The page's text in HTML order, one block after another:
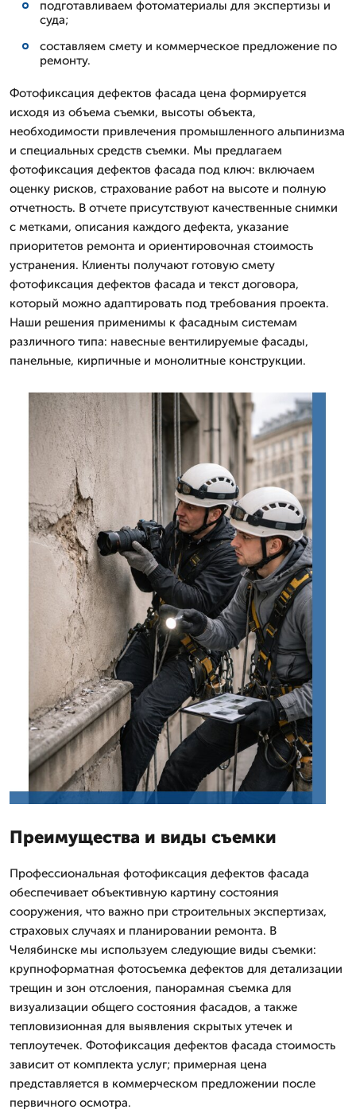
подготавливаем фотоматериалы для экспертизы и
суда;
составляем смету и коммерческое предложение по
ремонту.
Фотофиксация дефектов фасада цена формируется
исходя из объема съемки, высоты объекта,
необходимости привлечения промышленного альпинизма
и специальных средств съемки. Мы предлагаем
фотофиксация дефектов фасада под ключ: включаем
оценку рисков, страхование работ на высоте и полную
отчетность. В отчете присутствуют качественные снимки
с метками, описания каждого дефекта, указание
приоритетов ремонта и ориентировочная стоимость
устранения. Клиенты получают готовую смету
фотофиксация дефектов фасада и текст договора,
который можно адаптировать под требования проекта.
Наши решения применимы к фасадным системам
различного типа: навесные вентилируемые фасады,
панельные, кирпичные и монолитные конструкции.
Преимущества и виды съемки
Профессиональная фотофиксация дефектов фасада
обеспечивает объективную картину состояния
сооружения, что важно при строительных экспертизах,
страховых случаях и планировании ремонта. В
Челябинске мы используем следующие виды съемки:
крупноформатная фотосъемка дефектов для детализации
трещин и зон отслоения, панорамная съемка для
визуализации общего состояния фасадов, а также
тепловизионная для выявления скрытых утечек и
теплоутечек. Фотофиксация дефектов фасада стоимость
зависит от комплекта услуг; примерная цена
представляется в коммерческом предложении после
первичного осмотра.